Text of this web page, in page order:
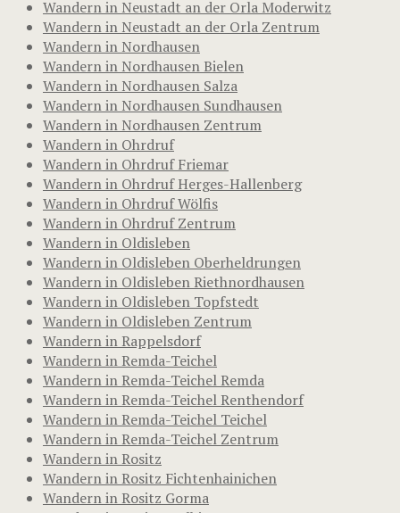
Wandern in Neustadt an der Orla Moderwitz
Wandern in Neustadt an der Orla Zentrum
Wandern in Nordhausen
Wandern in Nordhausen Bielen
Wandern in Nordhausen Salza
Wandern in Nordhausen Sundhausen
Wandern in Nordhausen Zentrum
Wandern in Ohrdruf
Wandern in Ohrdruf Friemar
Wandern in Ohrdruf Herges-Hallenberg
Wandern in Ohrdruf Wölfis
Wandern in Ohrdruf Zentrum
Wandern in Oldisleben
Wandern in Oldisleben Oberheldrungen
Wandern in Oldisleben Riethnordhausen
Wandern in Oldisleben Topfstedt
Wandern in Oldisleben Zentrum
Wandern in Rappelsdorf
Wandern in Remda-Teichel
Wandern in Remda-Teichel Remda
Wandern in Remda-Teichel Renthendorf
Wandern in Remda-Teichel Teichel
Wandern in Remda-Teichel Zentrum
Wandern in Rositz
Wandern in Rositz Fichtenhainichen
Wandern in Rositz Gorma